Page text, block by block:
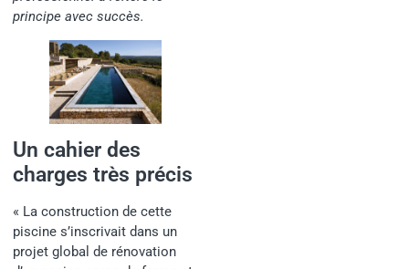
principe avec succès.
Un cahier des
charges très précis
« La construction de cette
piscine s’inscrivait dans un
projet global de rénovation